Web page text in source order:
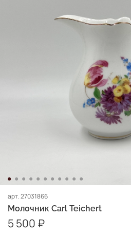
арт.27031866
Молочник Carl Teichert
5 500 ₽